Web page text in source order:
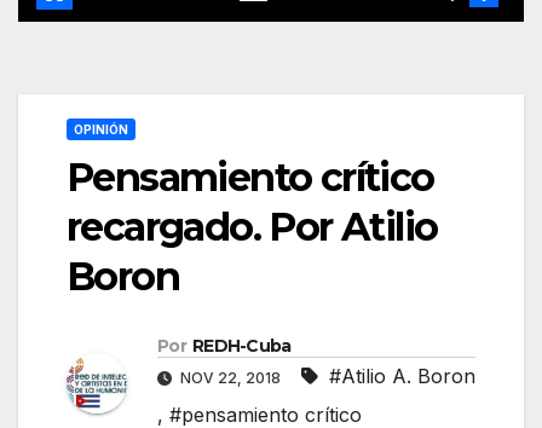
OPINIÓN
Pensamiento crítico
recargado. Por Atilio
Boron
Por REDH-Cuba
NOV 22, 2018
#Atilio A. Boron
, #pensamiento crítico